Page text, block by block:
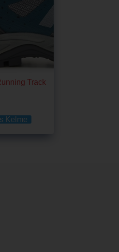
Track
Kelme